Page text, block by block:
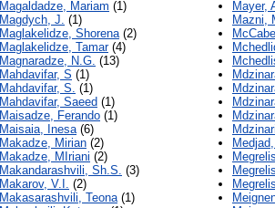
Magaldadze, Mariam (1)
Magdych, J. (1)
Maglakelidze, Shorena(2)
Maglakelidze, Tamar(4)
Magnaradze, N.G. (13)
Mahdavifar, S (1)
Mahdavifar, S. (1)
Mahdavifar, Saeed (1)
Maisadze, Ferando (1)
Maisaia, Inesa(6)
Makadze, Mirian (2)
Makadze, MIriani (2)
Makandarashvili, Sh.S. (3)
Makarov, V.I. (2)
Makasarashvili, Teona(1)
Mayer,
Mazni,